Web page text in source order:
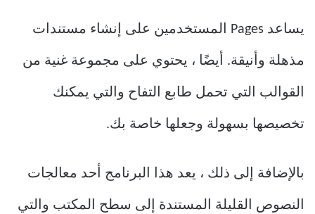
يساعد Pages المستخدمين على إنشاء مستندات
مذهلة وأنيقة. أيضًا ، يحتوي على مجموعة غنية من
القوالب التي تحمل طابع التفاح والتي يمكنك
تخصيصها بسهولة وجعلها خاصة بك.
بالإضافة إلى ذلك ، يعد هذا البرنامج أحد معالجات
النصوص القليلة المستندة إلى سطح المكتب والتي